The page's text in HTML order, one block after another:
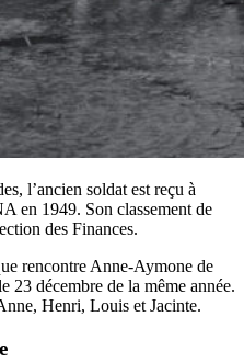
l’ancien soldat est reçu à
en 1949. Son classement de
des Finances.
rencontre Anne-Aymone de
23 décembre de la même année.
Henri, Louis et Jacinte.